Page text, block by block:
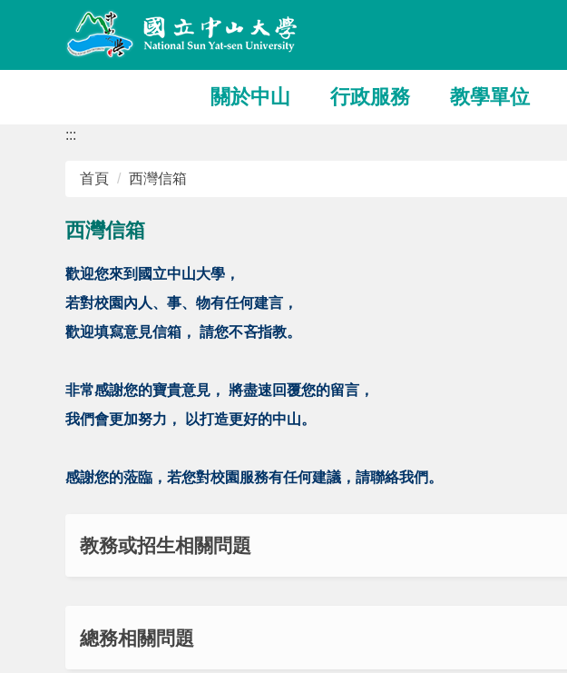
關於中山 行政服務 教學單位
:::
首頁 西灣信箱
西灣信箱
歡迎您來到國立中山大學，
若對校園內人、事、物有任何建言，
歡迎填寫意見信箱， 請您不吝指教。
非常感謝您的寶貴意見， 將盡速回覆您的留言，
我們會更加努力， 以打造更好的中山。
感謝您的蒞臨，若您對校園服務有任何建議，請聯絡我們。
教務或招生相關問題
總務相關問題